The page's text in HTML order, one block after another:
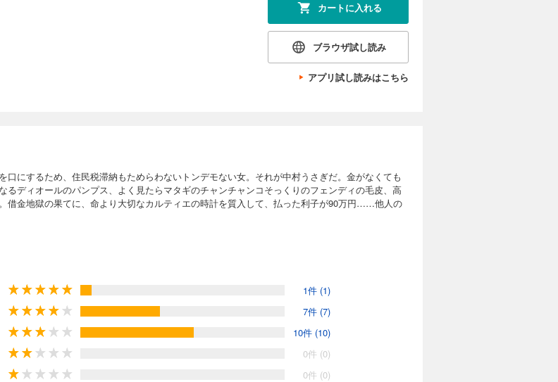
カートに入れる
ブラウザ試し読み
アプリ試し読みはこちら
口にするため、住民税滞納もためらわないトンデモない女。それが中村うさぎだ。金がなくても
るディオールのパンプス、よく見たらマタギのチャンチャンコそっくりのフェンディの毛皮、高
借金地獄の果てに、命より大切なカルティエの時計を質入して、払った利子が90万円……他人の
1件 (1)
7件 (7)
10件 (10)
0件 (0)
0件 (0)